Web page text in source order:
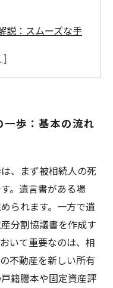
説：スムーズな手
事例とその回避法
き完了までのス
法律を理解して安
き成功の秘訣とト
歩：基本の流れ
、まず被相続人の死
。遺言書がある場
られます。一方で遺
分割協議書を作成す
いて重要なのは、相
不動産を新しい所有
籍謄本や固定資産評